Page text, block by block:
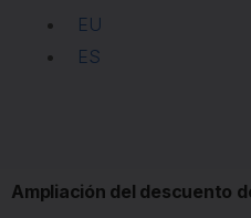
EU
ES
Ampliación del descuento